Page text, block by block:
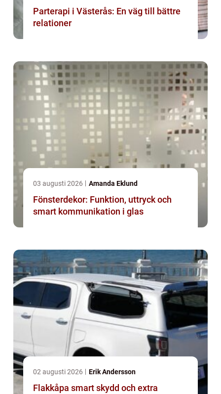
Parterapi i Västerås: En väg till bättre
relationer
03 augusti 2026 Amanda Eklund
Fönsterdekor: Funktion, uttryck och
smart kommunikation i glas
02 augusti 2026 Erik Andersson
Flakkåpa smart skydd och extra